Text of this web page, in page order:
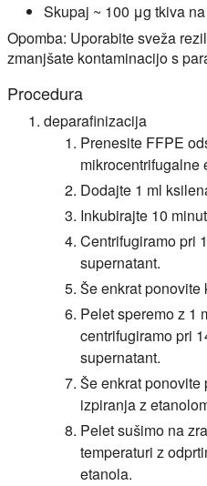
Skupaj ~ 100 μg tkiva
Opomba: Uporabite sveža
zmanjšate kontaminacijo s
Procedura
deparafinizacija
Prenesite FFPE
mikrocentrifugalne
Dodajte 1 ml
Inkubirajte 10
Centrifugiramo pri
supernatant.
Še enkrat
Pelet speremo z 1
centrifugiramo pri
supernatant.
Še enkrat
izpiranja z
Pelet sušimo na
temperaturi z
etanola.